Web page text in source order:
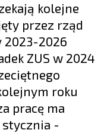
kolejne
przez rząd
2026
ZUS w 2024
roku
pracę ma
stycznia -